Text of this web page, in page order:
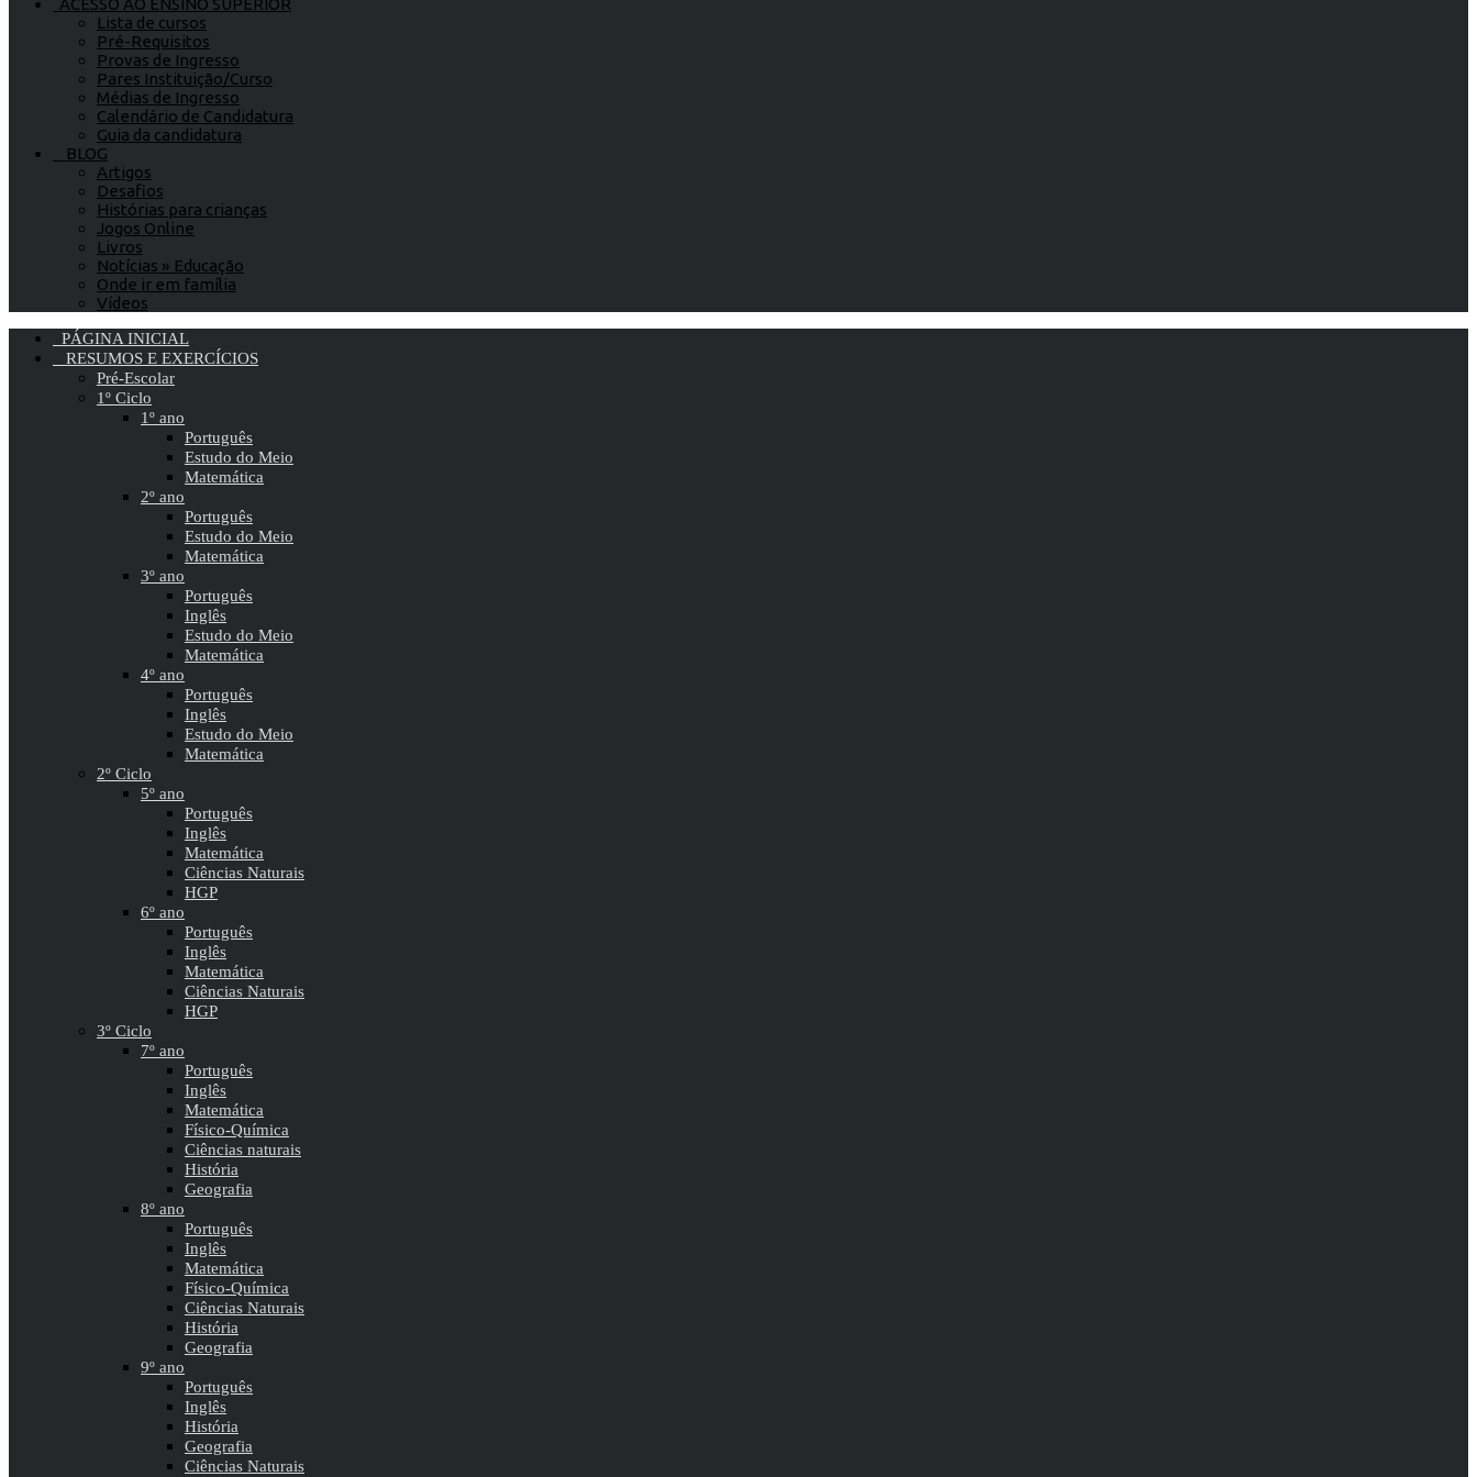
ACESSO AO ENSINO SUPERIOR
Lista de cursos
Pré-Requisitos
Provas de Ingresso
Pares Instituição/Curso
Médias de Ingresso
Calendário de Candidatura
Guia da candidatura
BLOG
Artigos
Desafios
Histórias para crianças
Jogos Online
Livros
Notícias » Educação
Onde ir em família
Vídeos
PÁGINA INICIAL
RESUMOS E EXERCÍCIOS
Pré-Escolar
1º Ciclo
1º ano
Português
Estudo do Meio
Matemática
2º ano
Português
Estudo do Meio
Matemática
3º ano
Português
Inglês
Estudo do Meio
Matemática
4º ano
Português
Inglês
Estudo do Meio
Matemática
2º Ciclo
5º ano
Português
Inglês
Matemática
Ciências Naturais
HGP
6º ano
Português
Inglês
Matemática
Ciências Naturais
HGP
3º Ciclo
7º ano
Português
Inglês
Matemática
Físico-Química
Ciências naturais
História
Geografia
8º ano
Português
Inglês
Matemática
Físico-Química
Ciências Naturais
História
Geografia
9º ano
Português
Inglês
História
Geografia
Ciências Naturais